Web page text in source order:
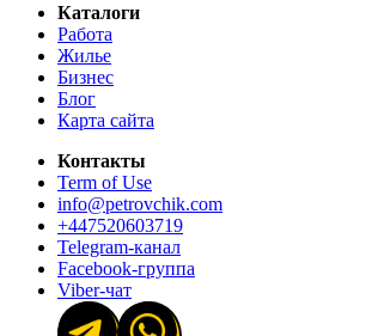
Каталоги
Работа
Жилье
Бизнес
Блог
Карта сайта
Контакты
Term of Use
info@petrovchik.com
+447520603719
Telegram-канал
Facebook-группа
Viber-чат